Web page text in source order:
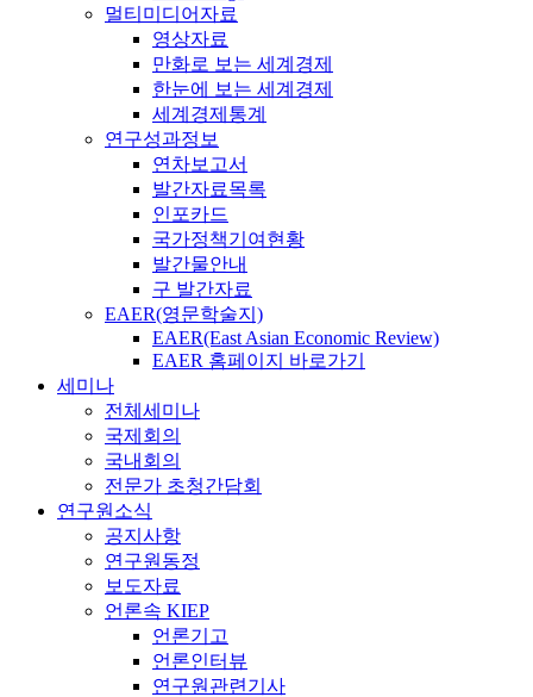
멀티미디어자료
영상자료
만화로 보는 세계경제
한눈에 보는 세계경제
세계경제통계
연구성과정보
연차보고서
발간자료목록
인포카드
국가정책기여현황
발간물안내
구 발간자료
EAER(영문학술지)
EAER(East Asian Economic Review)
EAER 홈페이지 바로가기
세미나
전체세미나
국제회의
국내회의
전문가 초청간담회
연구원소식
공지사항
연구원동정
보도자료
언론속 KIEP
언론기고
언론인터뷰
연구원관련기사